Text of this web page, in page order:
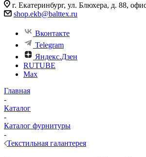
г. Екатеринбург, ул. Блюхера, д. 88,
shop.ekb@balttex.ru
Вконтакте
Telegram
Яндекс.Дзен
RUTUBE
Max
Главная
-
Каталог
-
Каталог фурнитуры
-
Текстильная галантерея